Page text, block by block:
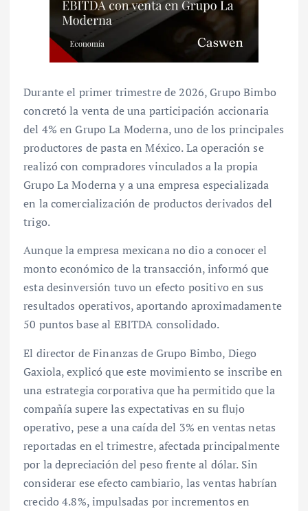
Durante el primer trimestre de 2026, Grupo Bimbo
concretó la venta de una participación accionaria
del 4% en Grupo La Moderna, uno de los principales
productores de pasta en México. La operación se
realizó con compradores vinculados a la propia
Grupo La Moderna y a una empresa especializada
en la comercialización de productos derivados del
trigo.
Aunque la empresa mexicana no dio a conocer el
monto económico de la transacción, informó que
esta desinversión tuvo un efecto positivo en sus
resultados operativos, aportando aproximadamente
50 puntos base al EBITDA consolidado.
El director de Finanzas de Grupo Bimbo, Diego
Gaxiola, explicó que este movimiento se inscribe en
una estrategia corporativa que ha permitido que la
compañía supere las expectativas en su flujo
operativo, pese a una caída del 3% en ventas netas
reportadas en el trimestre, afectada principalmente
por la depreciación del peso frente al dólar. Sin
considerar ese efecto cambiario, las ventas habrían
crecido 4.8%, impulsadas por incrementos en